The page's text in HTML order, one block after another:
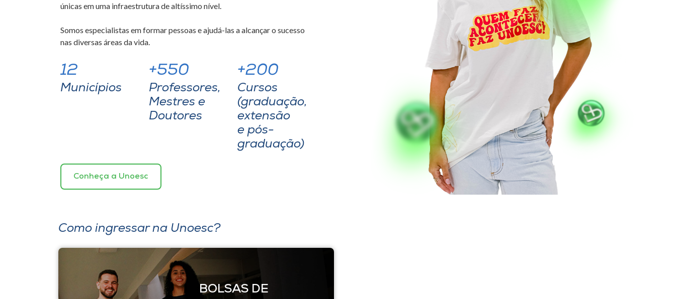
únicas em uma infraestrutura de altíssimo nível.
Somos especialistas em formar pessoas e ajudá-las a alcançar o sucesso
nas diversas áreas da vida.
12
Municípios
+550
Professores,
Mestres e
Doutores
+200
Cursos
(graduação,
extensão
e pós-
graduação)
Conheça a Unoesc
Como ingressar na Unoesc?
BOLSAS DE